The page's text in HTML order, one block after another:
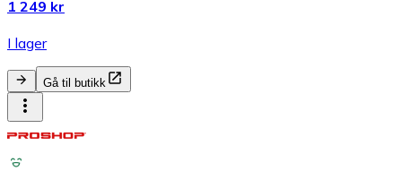
1 249 kr
I lager
Gå til butikk